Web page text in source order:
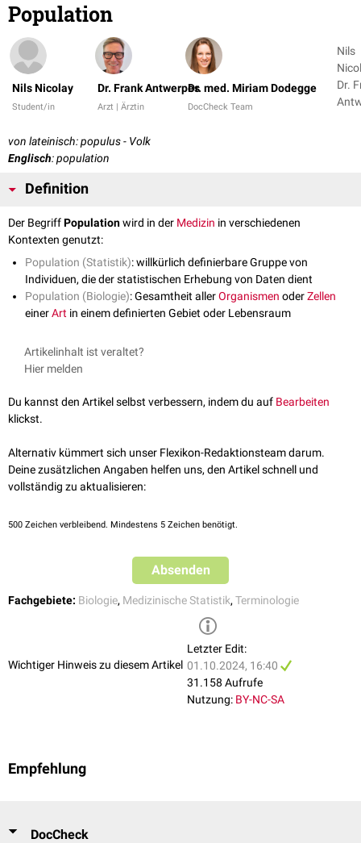
Population
Nils Nicolay
Student/in
Dr. Frank Antwerpes
Arzt | Ärztin
Dr. med. Miriam Dodegge
DocCheck Team
Nils
Dr.
von lateinisch: populus - Volk
Englisch: population
Definition
Der BegriffPopulationwird in der Medizin in verschiedenen
Kontexten genutzt:
Population (Statistik): willkürlich definierbare Gruppe von
Individuen, die der statistischen Erhebung von Daten dient
Population (Biologie): Gesamtheit allerOrganismen oderZellen
einerArt in einem definierten Gebiet oder Lebensraum
Artikelinhalt ist veraltet?
Hier melden
Du kannst den Artikel selbst verbessern, indem du auf Bearbeiten
klickst.
Alternativ kümmert sich unser Flexikon-Redaktionsteam darum.
Deine zusätzlichen Angaben helfen uns, den Artikel schnell und
vollständig zu aktualisieren:
500 Zeichen verbleibend. Mindestens 5 Zeichen benötigt.
Absenden
Fachgebiete: Biologie, Medizinische Statistik, Terminologie
Wichtiger Hinweis zu diesem Artikel
Letzter Edit:
01.10.2024, 16:40
31.158 Aufrufe
Nutzung: BY-NC-SA
Empfehlung
DocCheck